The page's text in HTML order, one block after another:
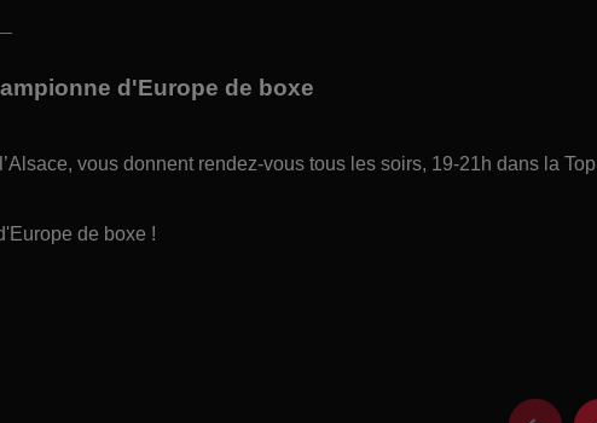
d'Europe de boxe
vous donnent rendez-vous tous les soirs, 19-21h dans la Top
de boxe !